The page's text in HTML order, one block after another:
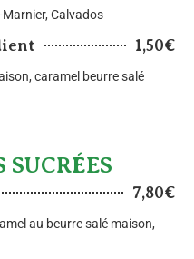
Calvados
1,50€
caramel beurre salé
SUCRÉES
7,80€
au beurre salé maison,